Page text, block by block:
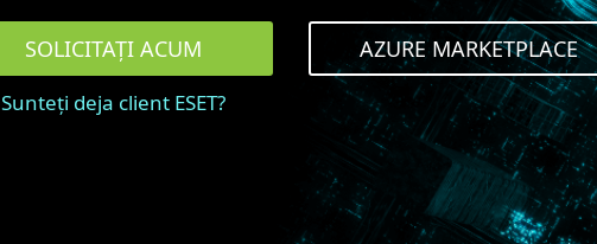
SOLICITAȚI ACUM
Sunteți deja client ESET?
AZURE MARKETPLACE